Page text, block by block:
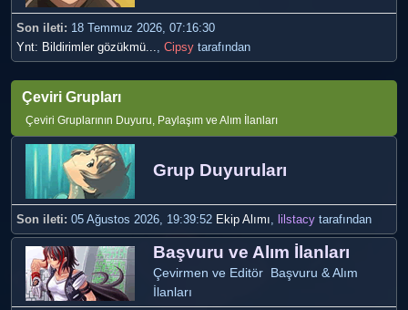
Son ileti: 18 Temmuz 2026, 07:16:30
Ynt: Bildirimler gözükmü..., Cipsy tarafından
Çeviri Grupları
Çeviri Gruplarının Duyuru, Paylaşım ve Alım İlanları
Grup Duyuruları
Son ileti: 05 Ağustos 2026, 19:39:52 Ekip Alımı, lilstacy tarafından
Başvuru ve Alım İlanları
Çevirmen ve Editör Başvuru & Alım
İlanları